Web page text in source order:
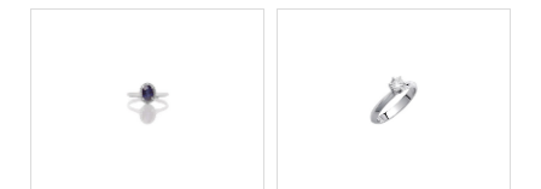
Δαχτυλίδι ροζέτα με
ζαφείρι oval cut 1.02ct
Δαχτυλίδι μονόπετρο
εξάδοντο με μπριγιάν
0.12ct